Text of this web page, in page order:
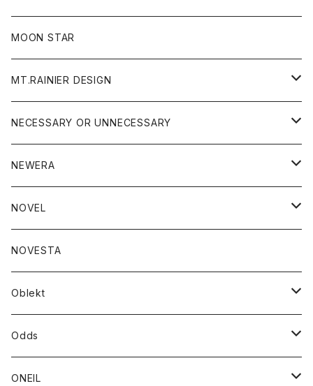
フリース
ジャケット
ニット
パンツ
帽子
MOON STAR
MT.RAINIER DESIGN
アウター
コート
ジャケット
アクセサリー
バッグ
グッズ
ウォレット
靴
トップス
ジャケット
シャツ
ボトム
ショートパンツ
パンツ
レディース
シャツ
NECESSARY OR UNNECESSARY
アウター
コート
ジャケット
アクセサリー
バッグ
ブレスレット
グッズ
靴
ストール/マフラー
トップス
シャツ
シャツジャケット
ボトム
ショートパンツ
NEWERA
帽子
NOVEL
トップス
カットソー
スエット
ボトム
NOVESTA
Oblekt
ボトム
ショートパンツ
レディース
Odds
帽子
ONEIL